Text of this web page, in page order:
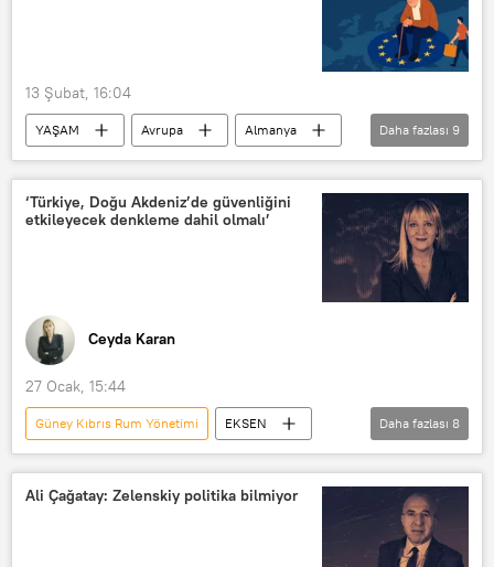
13 Şubat, 16:04
YAŞAM Avrupa
Almanya
Slovakya
Polonya
AB
Avrupa Birliği
Malta
Türkiye
Nüfus
Genç genç nüfus
Daha fazlası 9
‘Türkiye, Doğu Akdeniz’de güvenliğini
etkileyecek denkleme dahil olmalı’
Ceyda Karan
27 Ocak, 15:44
Güney Kıbrıs Rum Yönetimi
EKSEN
Radyo Sputnik
Radyo
RADYO
Türkiye
ABD
Daha fazlası 8
Ali Çağatay: Zelenskiy politika bilmiyor